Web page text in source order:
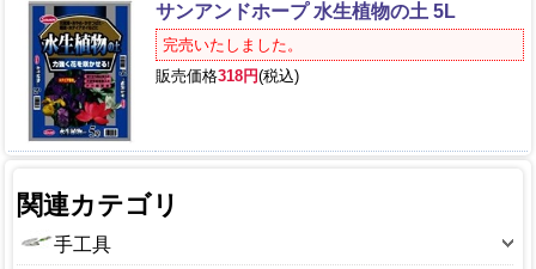
サンアンドホープ 水生植物の土 5L
完売いたしました。
販売価格318円(税込)
関連カテゴリ
手工具